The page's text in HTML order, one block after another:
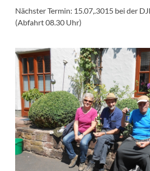
Nächster Termin: 15.07,.3015 bei der
(Abfahrt 08.30 Uhr)